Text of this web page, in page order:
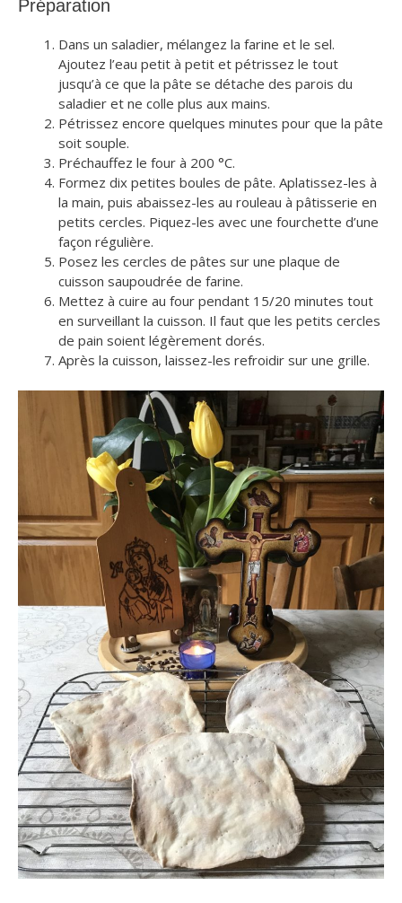
Préparation
Dans un saladier, mélangez la farine et le sel.
Ajoutez l’eau petit à petit et pétrissez le tout
jusqu’à ce que la pâte se détache des parois du
saladier et ne colle plus aux mains.
Pétrissez encore quelques minutes pour que la pâte
soit souple.
Préchauffez le four à 200 °C.
Formez dix petites boules de pâte. Aplatissez-les à
la main, puis abaissez-les au rouleau à pâtisserie en
petits cercles. Piquez-les avec une fourchette d’une
façon régulière.
Posez les cercles de pâtes sur une plaque de
cuisson saupoudrée de farine.
Mettez à cuire au four pendant 15/20 minutes tout
en surveillant la cuisson. Il faut que les petits cercles
de pain soient légèrement dorés.
Après la cuisson, laissez-les refroidir sur une grille.